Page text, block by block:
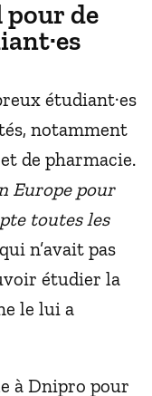
pour de
étudiant·es
notamment
de pharmacie.
Europe pour
toutes les
n’avait pas
étudier la
le lui a
à Dnipro pour